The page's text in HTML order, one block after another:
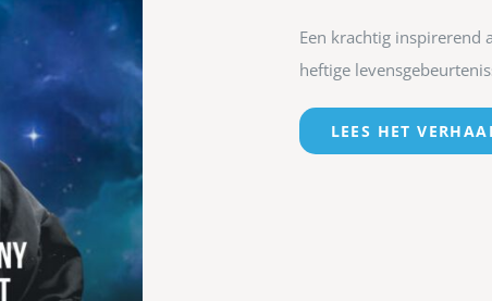
Een krachtig inspirerend
heftige
LEES HET